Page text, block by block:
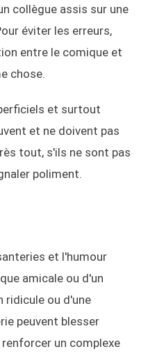
collègue assis sur une
éviter les erreurs,
entre le comique et
chose.
et surtout
et ne doivent pas
tout, s'ils ne sont pas
poliment.
et l'humour
amicale ou d'un
ridicule ou d'une
peuvent blesser
un complexe